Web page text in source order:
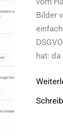
Bilder
hat:
Google